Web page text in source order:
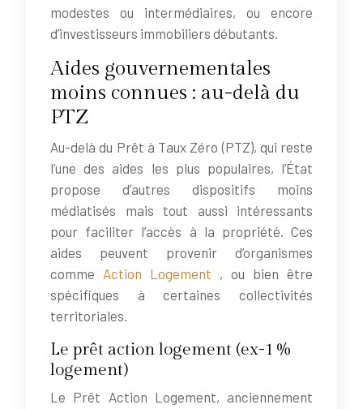
modestes ou intermédiaires, ou encore
d’investisseurs immobiliers débutants.
Aides gouvernementales
moins connues : au-delà du
PTZ
Au-delà du Prêt à Taux Zéro (PTZ), qui reste
l’une des aides les plus populaires, l’État
propose d’autres dispositifs moins
médiatisés mais tout aussi intéressants
pour faciliter l’accès à la propriété. Ces
aides peuvent provenir d’organismes
comme Action Logement , ou bien être
spécifiques à certaines collectivités
territoriales.
Le prêt action logement (ex-1%
logement)
Le Prêt Action Logement, anciennement